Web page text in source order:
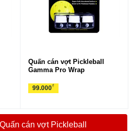
Quấn cán vợt Pickleball
Gamma Pro Wrap
99.000₫
cán vợt Pickleball